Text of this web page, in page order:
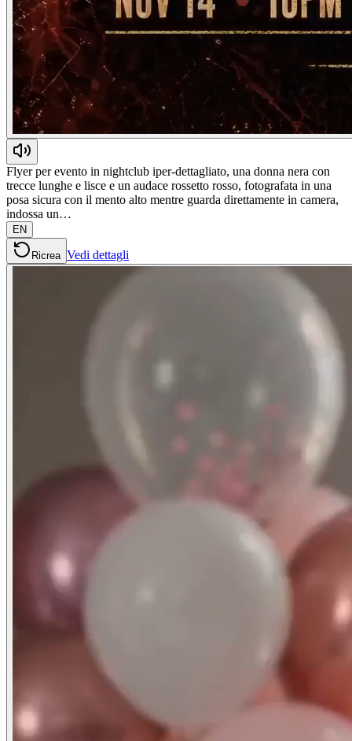
Flyer per evento in nightclub iper-dettagliato, una donna nera con
trecce lunghe e lisce e un audace rossetto rosso, fotografata in una
posa sicura con il mento alto mentre guarda direttamente in camera,
indossa un…
EN
Ricrea Vedi dettagli